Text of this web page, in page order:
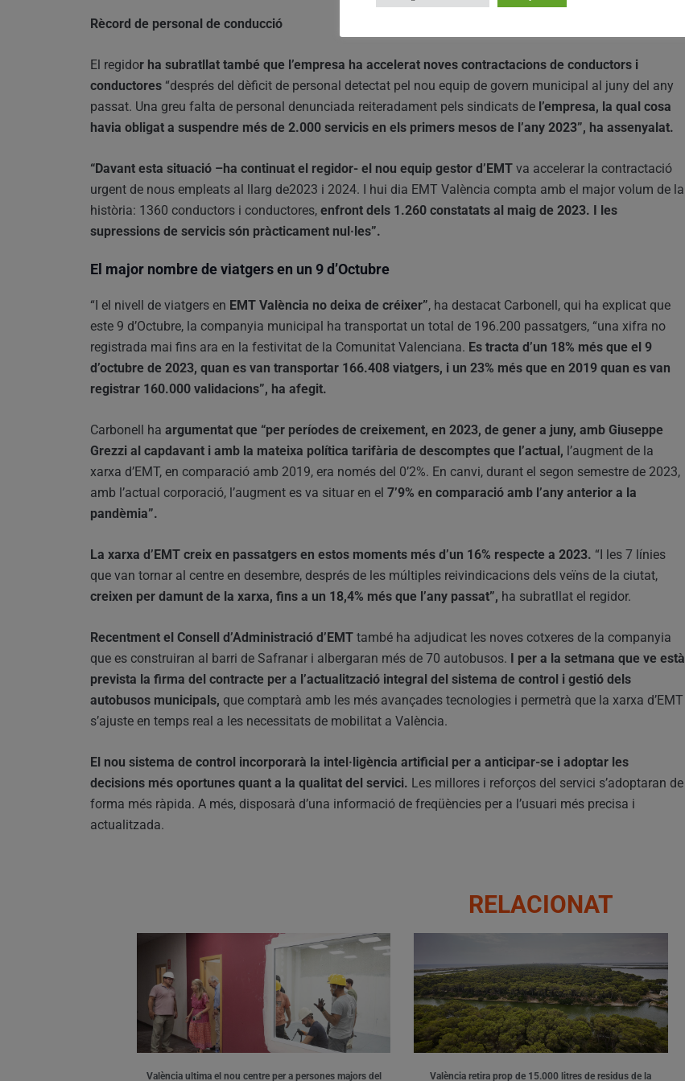
Rècord de personal de conducció
El regidor ha subratllat també que l’empresa ha accelerat noves contractacions de conductors i
conductores “després del dèficit de personal detectat pel nou equip de govern municipal al juny del any
passat. Una greu falta de personal denunciada reiteradament pels sindicats de l’empresa, la qual cosa
havia obligat a suspendre més de 2.000 servicis en els primers mesos de l’any 2023”, ha assenyalat.
“Davant esta situació –ha continuat el regidor- el nou equip gestor d’EMT va accelerar la contractació
urgent de nous empleats al llarg de2023 i 2024. I hui dia EMT València compta amb el major volum de la
història: 1360 conductors i conductores, enfront dels 1.260 constatats al maig de 2023. I les
supressions de servicis són pràcticament nul·les”.
El major nombre de viatgers en un 9 d’Octubre
“I el nivell de viatgers en EMT València no deixa de créixer”, ha destacat Carbonell, qui ha explicat que
este 9 d’Octubre, la companyia municipal ha transportat un total de 196.200 passatgers, “una xifra no
registrada mai fins ara en la festivitat de la Comunitat Valenciana. Es tracta d’un 18% més que el 9
d’octubre de 2023, quan es van transportar 166.408 viatgers, i un 23% més que en 2019 quan es van
registrar 160.000 validacions”, ha afegit.
Carbonell ha argumentat que “per períodes de creixement, en 2023, de gener a juny, amb Giuseppe
Grezzi al capdavant i amb la mateixa política tarifària de descomptes que l’actual, l’augment de la
xarxa d’EMT, en comparació amb 2019, era només del 0’2%. En canvi, durant el segon semestre de 2023,
amb l’actual corporació, l’augment es va situar en el 7’9% en comparació amb l’any anterior a la
pandèmia”.
La xarxa d’EMT creix en passatgers en estos moments més d’un 16% respecte a 2023. “I les 7 línies
que van tornar al centre en desembre, després de les múltiples reivindicacions dels veïns de la ciutat,
creixen per damunt de la xarxa, fins a un 18,4% més que l’any passat”, ha subratllat el regidor.
Recentment el Consell d’Administració d’EMT també ha adjudicat les noves cotxeres de la companyia
que es construiran al barri de Safranar i albergaran més de 70 autobusos.
I per a la setmana que ve està
prevista la firma del contracte per a l’actualització integral del sistema de control i gestió dels
autobusos municipals, que comptarà amb les més avançades tecnologies i permetrà que la xarxa d’EMT
s’ajuste en temps real a les necessitats de mobilitat a València.
El nou sistema de control incorporarà la intel·ligència artificial per a anticipar-se i adoptar les
decisions més oportunes quant a la qualitat del servici. Les millores i reforços del servici s’adoptaran de
forma més ràpida. A més, disposarà d’una informació de freqüències per a l’usuari més precisa i
actualitzada.
RELACIONAT
València ultima el nou centre per a persones majors del València retira prop de 15.000 litres de residus de la